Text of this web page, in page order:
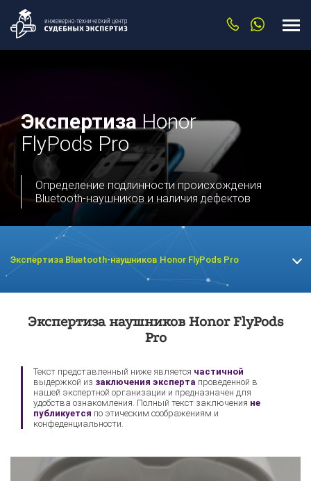
ЭкспертизаHonor
FlyPods Pro
Определение подлинности происхождения
Bluetooth-наушников и наличия дефектов
Экспертиза Bluetooth-наушников Honor FlyPods Pro
Sony
Экспертиза наушников Honor FlyPods
Pro
Текст представленный ниже является частичной
выдержкой из заключения эксперта проведенной в
нашей экспертной организации и предназначен для
удобства ознакомления. Полный текст заключения не
публикуется по этическим соображениям и
конфеденциальности.